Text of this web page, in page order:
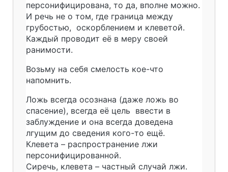
персонифицирована, то да, вполне можно.
И речь не о том, где граница между
грубостью, оскорблением и клеветой.
Каждый проводит её в меру своей
ранимости.
Возьму на себя смелость кое-что
напомнить.
Ложь всегда осознана (даже ложь во
спасение), всегда её цель ввести в
заблуждение и она всегда доведена
лгущим до сведения кого-то ещё.
Клевета – распространение лжи
персонифицированной.
Сиречь, клевета – частный случай лжи.